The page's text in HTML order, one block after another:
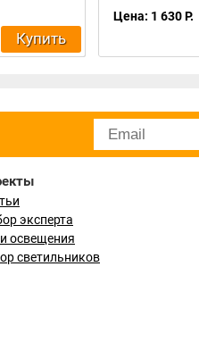
Купить
Цена: 1 630 Р.
эксперта
освещения
светильников